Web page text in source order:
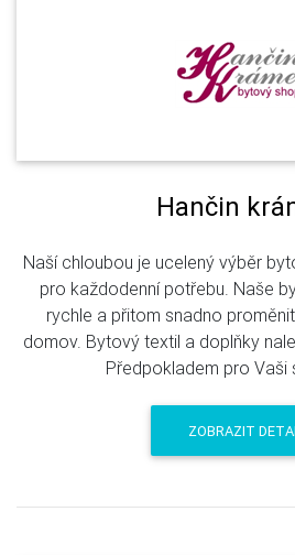
Hančin
Naší chloubou je ucelený výběr
pro každodenní potřebu. Naše
rychle a přitom snadno
domov. Bytový textil a doplňky
Předpokladem pro
ZOBRAZIT